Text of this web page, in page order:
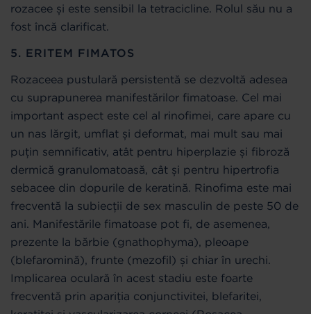
rozacee și este sensibil la tetracicline. Rolul său nu a
fost încă clarificat.
5. ERITEM FIMATOS
Rozaceea pustulară persistentă se dezvoltă adesea
cu suprapunerea manifestărilor fimatoase. Cel mai
important aspect este cel al rinofimei, care apare cu
un nas lărgit, umflat și deformat, mai mult sau mai
puțin semnificativ, atât pentru hiperplazie și fibroză
dermică granulomatoasă, cât și pentru hipertrofia
sebacee din dopurile de keratină. Rinofima este mai
frecventă la subiecții de sex masculin de peste 50 de
ani. Manifestările fimatoase pot fi, de asemenea,
prezente la bărbie (gnathophyma), pleoape
(blefaromină), frunte (mezofil) și chiar în urechi.
Implicarea oculară în acest stadiu este foarte
frecventă prin apariția conjunctivitei, blefaritei,